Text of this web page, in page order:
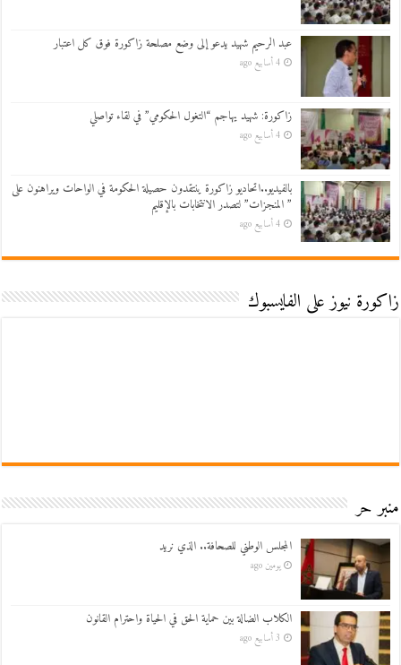
عبد الرحيم شهيد يدعو إلى وضع مصلحة زاكورة فوق كل اعتبار
4 أسابيع ago
زاكورة: شهيد يهاجم “التغول الحكومي” في لقاء تواصلي
4 أسابيع ago
بالفيديو..اتحاديو زاكورة ينتقدون حصيلة الحكومة في الواحات ويراهنون على
” المنجزات” لتصدر الانتخابات بالإقليم
4 أسابيع ago
زاكورة نيوز على الفايسبوك
منبر حر
المجلس الوطني للصحافة.. الذي نريد
يومين ago
الكلاب الضالة بين حماية الحق في الحياة واحترام القانون
3 أسابيع ago